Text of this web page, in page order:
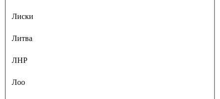
Лиски
Литва
ЛНР
Лоо